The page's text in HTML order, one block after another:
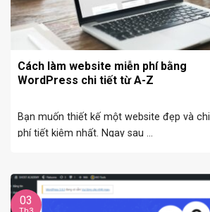
Cách làm website miễn phí bằng
WordPress chi tiết từ A-Z
Bạn muốn thiết kế một website đẹp và chi
phí tiết kiệm nhất. Ngay sau ...
03